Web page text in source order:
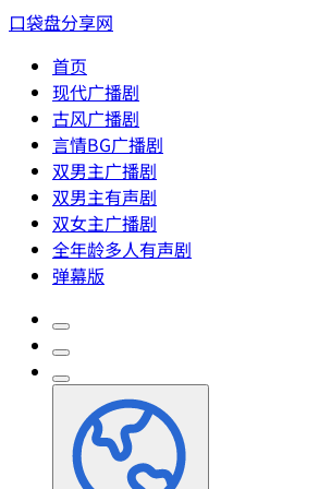
口袋盘分享网
首页
现代广播剧
古风广播剧
言情BG广播剧
双男主广播剧
双男主有声剧
双女主广播剧
全年龄多人有声剧
弹幕版